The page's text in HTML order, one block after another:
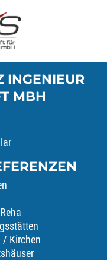
INGENIEUR
MBH
Kirchen